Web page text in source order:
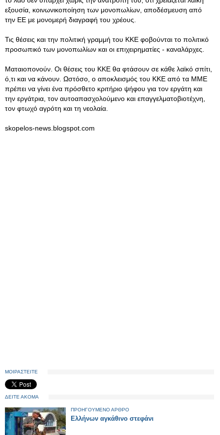
εξουσία, κοινωνικοποίηση των μονοπωλίων, αποδέσμευση από
την ΕΕ με μονομερή διαγραφή του χρέους.
Τις θέσεις και την πολιτική γραμμή του ΚΚΕ φοβούνται το πολιτικό
προσωπικό των μονοπωλίων και οι επιχειρηματίες - καναλάρχες.
Ματαιοπονούν. Οι θέσεις του ΚΚΕ θα φτάσουν σε κάθε λαϊκό σπίτι,
ό,τι και να κάνουν. Ωστόσο, ο αποκλεισμός του ΚΚΕ από τα ΜΜΕ
πρέπει να γίνει ένα πρόσθετο κριτήριο ψήφου για τον εργάτη και
την εργάτρια, τον αυτοαπασχολούμενο και επαγγελματοβιοτέχνη,
τον φτωχό αγρότη και τη νεολαία.
skopelos-news.blogspot.com
ΜΟΙΡΑΣΤΕΙΤΕ
ΔΕΙΤΕ ΑΚΟΜΑ
ΠΡΟΗΓΟΥΜΕΝΟ ΑΡΘΡΟ
Ελλήνων αγκάθινο στεφάνι